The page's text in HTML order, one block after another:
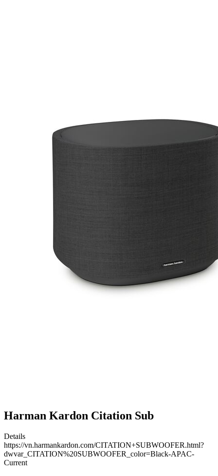
Harman Kardon Citation Sub
Details
https://vn.harmankardon.com/CITATION+SUBWOOFER.html?
dwvar_CITATION%20SUBWOOFER_color=Black-APAC-
Current